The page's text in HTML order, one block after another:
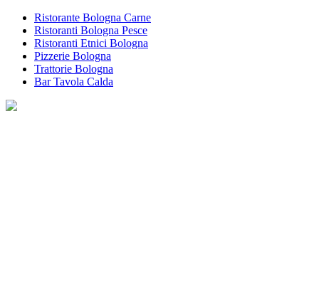
Ristorante Bologna Carne
Ristoranti Bologna Pesce
Ristoranti Etnici Bologna
Pizzerie Bologna
Trattorie Bologna
Bar Tavola Calda